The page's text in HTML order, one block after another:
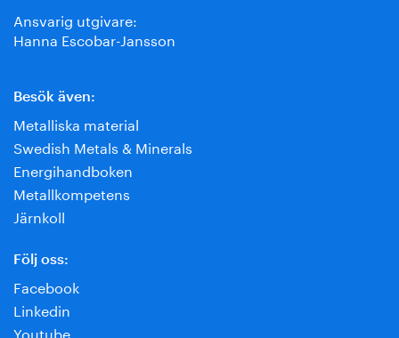
Ansvarig utgivare:
Hanna Escobar-Jansson
Besök även:
Metalliska material
Swedish Metals & Minerals
Energihandboken
Metallkompetens
Järnkoll
Följ oss:
Facebook
Linkedin
Youtube